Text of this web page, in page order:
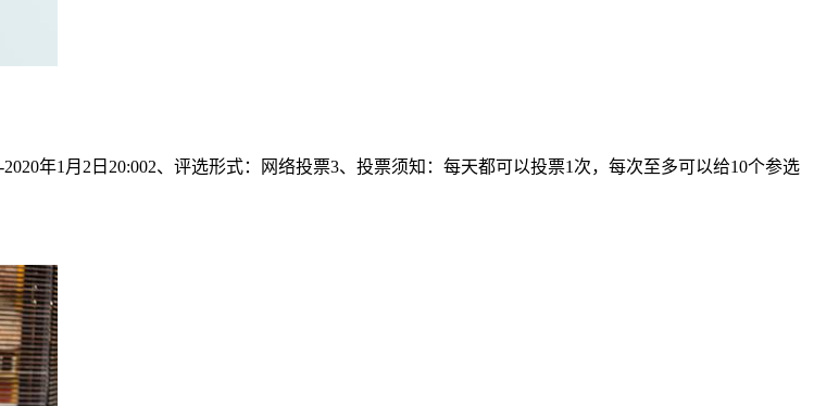
年1月2日20:002、评选形式：网络投票3、投票须知：每天都可以投票1次，每次至多可以给10个参选